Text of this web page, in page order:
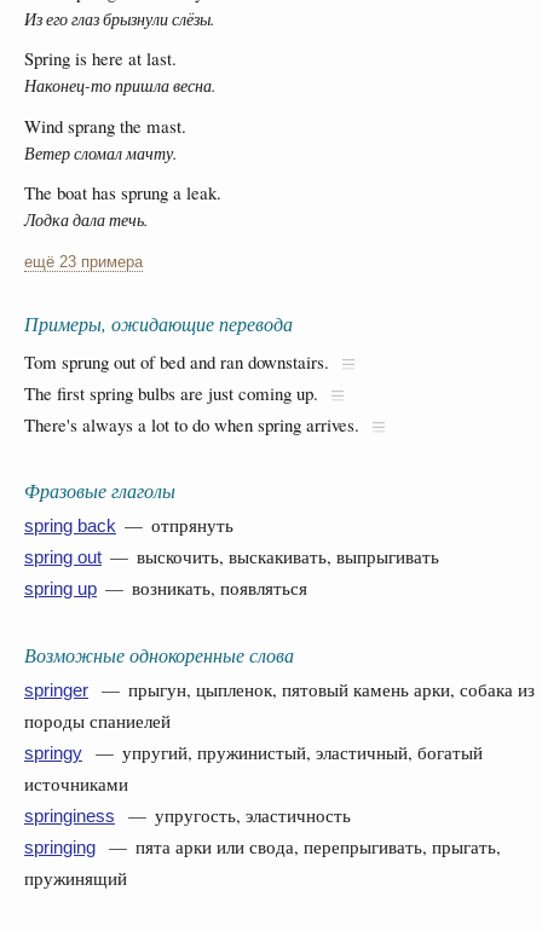
Из его глаз брызнули слёзы.
Spring is here at last.
Наконец-то пришла весна.
Wind sprang the mast.
Ветер сломал мачту.
The boat has sprung a leak.
Лодка дала течь.
ещё 23 примера
Примеры, ожидающие перевода
Tom sprung out of bed and ran downstairs.
The first spring bulbs are just coming up.
There's always a lot to do when spring arrives.
Фразовые глаголы
spring back — отпрянуть
spring out — выскочить, выскакивать, выпрыгивать
spring up — возникать, появляться
Возможные однокоренные слова
springer
— прыгун, цыпленок, пятовый камень арки, собака из
породы спаниелей
springy
— упругий, пружинистый, эластичный, богатый
источниками
springiness — упругость, эластичность
springing
— пята арки или свода, перепрыгивать, прыгать,
пружинящий